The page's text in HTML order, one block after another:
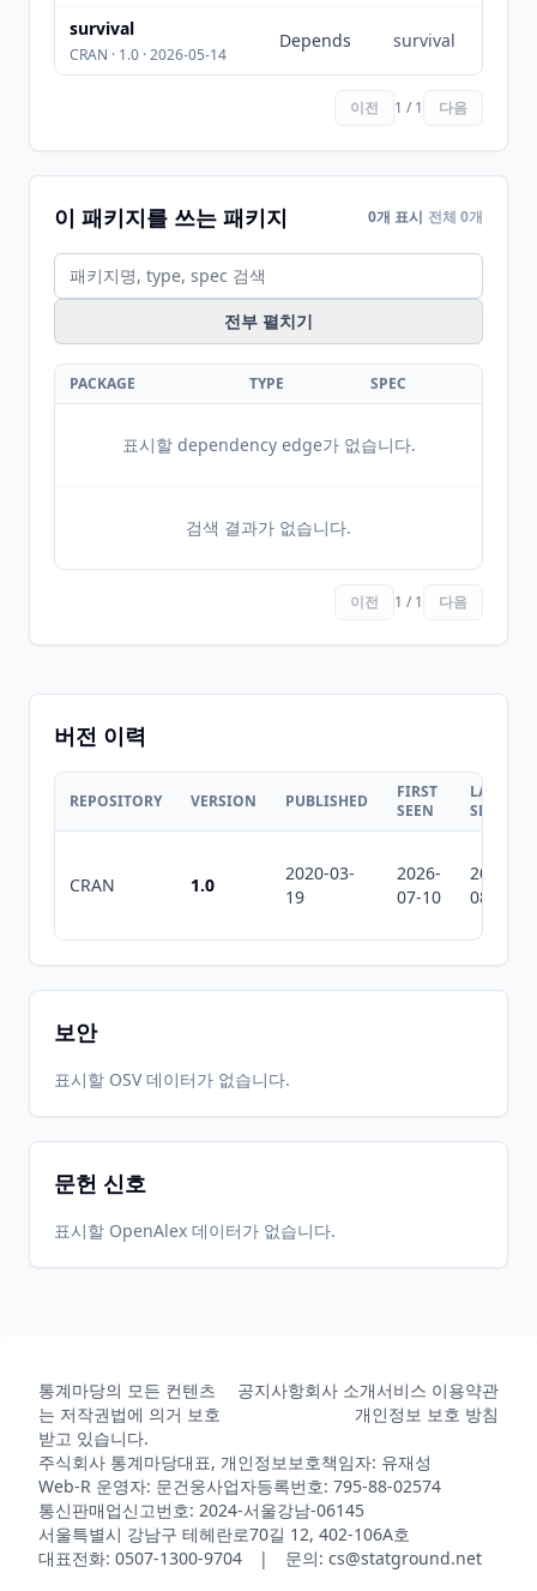
survival
CRAN · 1.0 · 2026-05-14
Depends survival
이전 1 / 1 다음
이 패키지를 쓰는 패키지 0개 표시 전체 0개
전부 펼치기
PACKAGE TYPE SPEC
표시할 dependency edge가 없습니다.
검색 결과가 없습니다.
이전 1 / 1 다음
버전 이력
REPOSITORY VERSION PUBLISHED
FIRST
SEEN
LAST
SEEN
CRAN 1.0
2020-03-
19
2026-
07-10
2026-
08-05
보안
표시할 OSV 데이터가 없습니다.
문헌 신호
표시할 OpenAlex 데이터가 없습니다.
통계마당의 모든 컨텐츠
는 저작권법에 의거 보호
받고 있습니다.
공지사항회사 소개서비스 이용약관
개인정보 보호 방침
주식회사 통계마당대표, 개인정보보호책임자: 유재성
Web-R 운영자: 문건웅사업자등록번호: 795-88-02574
통신판매업신고번호: 2024-서울강남-06145
서울특별시 강남구 테헤란로70길 12, 402-106A호
대표전화: 0507-1300-9704 | 문의: cs@statground.net